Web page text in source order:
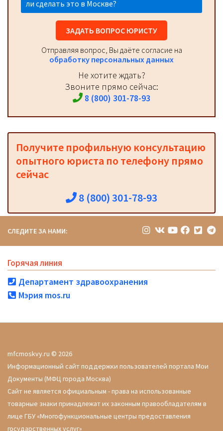
ли сделать это в Москве?
ЗАДАТЬ ВОПРОС ЮРИСТУ
Отправляя вопрос, Вы даёте согласие на
обработку персональных данных
Не хотите ждать?
Звоните прямо сейчас:
8 (800) 301-78-93
Получите профильную консультацию
опытного юриста по телефону прямо
сейчас
8 (800) 301-78-93
СЛЕДИТЕ ЗА НАМИ:
Горячая линия
Департамент здравоохранения
Мэрия mos.ru
mfcmoskvy.ru © 2026
Информационный сайт поддержки пользователей портала Мои
Документы (МФЦ города Москва)
Сайт не является официальным - права на использованные
товарные знаки принадлежат их законным правообладателям в
лице ГБУ «Многофункциональные центры предоставления
государственных услуг»